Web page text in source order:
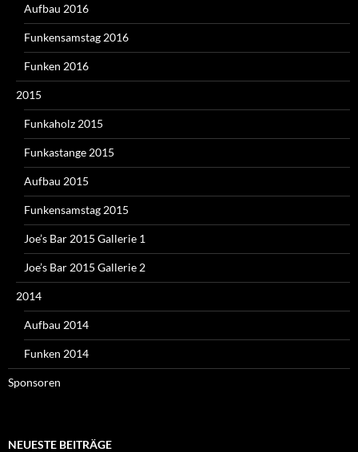
Aufbau 2016
Funkensamstag 2016
Funken 2016
2015
Funkaholz 2015
Funkastange 2015
Aufbau 2015
Funkensamstag 2015
Joe’s Bar 2015 Gallerie 1
Joe’s Bar 2015 Gallerie 2
2014
Aufbau 2014
Funken 2014
Sponsoren
NEUESTE BEITRÄGE